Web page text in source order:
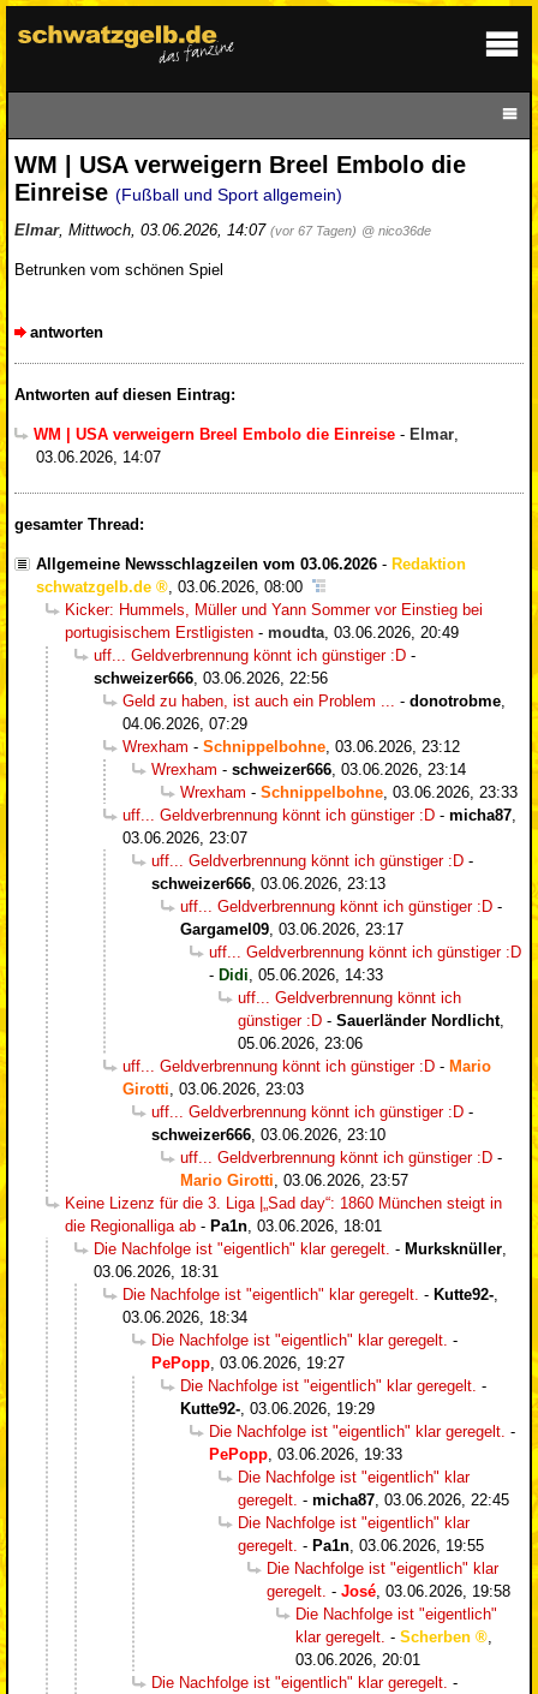
WM | USA verweigern Breel Embolo die
Einreise (Fußball und Sport allgemein)
Elmar, Mittwoch, 03.06.2026, 14:07 (vor 67 Tagen) @ nico36de
Betrunken vom schönen Spiel
antworten
Antworten auf diesen Eintrag:
WM | USA verweigern Breel Embolo die Einreise - Elmar,
03.06.2026, 14:07
gesamter Thread:
Allgemeine Newsschlagzeilen vom 03.06.2026 - Redaktion
schwatzgelb.de
03.06.2026, 08:00
Kicker: Hummels, Müller und Yann Sommer vor Einstieg bei
portugisischem Erstligisten - moudta 03.06.2026, 20:49
uff... Geldverbrennung könnt ich günstiger :D -
schweizer666 03.06.2026, 22:56
Geld zu haben, ist auch ein Problem ...
- donotrobme
04.06.2026, 07:29
Wrexham - Schnippelbohne 03.06.2026, 23:12
Wrexham - schweizer666 03.06.2026, 23:14
Wrexham - Schnippelbohne 03.06.2026, 23:33
uff... Geldverbrennung könnt ich günstiger :D - micha87
03.06.2026, 23:07
uff... Geldverbrennung könnt ich günstiger :D -
schweizer666 03.06.2026, 23:13
uff... Geldverbrennung könnt ich günstiger :D -
Gargamel09 03.06.2026, 23:17
uff... Geldverbrennung könnt ich günstiger :D
- Didi 05.06.2026, 14:33
uff... Geldverbrennung könnt ich
günstiger :D - Sauerländer Nordlicht,
05.06.2026, 23:06
uff... Geldverbrennung könnt ich günstiger :D - Mario
Girotti 03.06.2026, 23:03
uff... Geldverbrennung könnt ich günstiger :D -
schweizer666 03.06.2026, 23:10
uff... Geldverbrennung könnt ich günstiger :D -
Mario Girotti 03.06.2026, 23:57
Keine Lizenz für die 3. Liga |„Sad day“: 1860 München steigt in
die Regionalliga ab - Pa1n 03.06.2026, 18:01
Die Nachfolge ist "eigentlich" klar geregelt. - Murksknüller
03.06.2026, 18:31
Die Nachfolge ist "eigentlich" klar geregelt. - Kutte92-
03.06.2026, 18:34
Die Nachfolge ist "eigentlich" klar geregelt. -
PePopp 03.06.2026, 19:27
Die Nachfolge ist "eigentlich" klar geregelt. -
Kutte92- 03.06.2026, 19:29
Die Nachfolge ist "eigentlich" klar geregelt. -
PePopp 03.06.2026, 19:33
Die Nachfolge ist "eigentlich" klar
geregelt. - micha87 03.06.2026, 22:45
Die Nachfolge ist "eigentlich" klar
geregelt. - Pa1n 03.06.2026, 19:55
Die Nachfolge ist "eigentlich" klar
geregelt. - José 03.06.2026, 19:58
Die Nachfolge ist "eigentlich"
klar geregelt. - Scherben
03.06.2026, 20:01
Die Nachfolge ist "eigentlich" klar geregelt. -